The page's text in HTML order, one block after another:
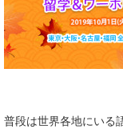
普段は世界各地にいる